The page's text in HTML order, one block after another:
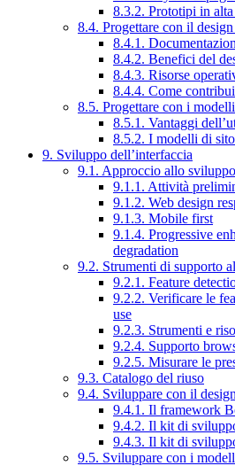
8.3.2. Prototipi in alta
8.4. Progettare con il
8.4.1.
8.4.2. Benefici del
8.4.3. Risorse
8.4.4. Come
8.5. Progettare con i
8.5.1. Vantaggi
8.5.2. I modelli di
9. Sviluppo dell’interfaccia
9.1. Approccio allo sviluppo
9.1.1. Attività
9.1.2. Web design
9.1.3. Mobile first
9.1.4. Progressive
degradation
9.2. Strumenti di supporto
9.2.1. Feature
9.2.2. Verificare le
use
9.2.3. Strumenti e
9.2.4. Supporto
9.2.5. Misurare le
9.3. Catalogo del riuso
9.4. Sviluppare con il
9.4.1. Il framework
9.4.2. Il kit di
9.4.3. Il kit di
9.5. Sviluppare con i